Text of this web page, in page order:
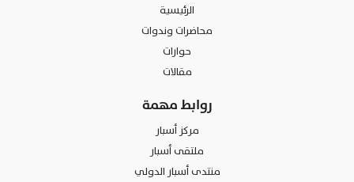
الرئيسية
محاضرات وندوات
حوارات
مقالات
روابط مهمة
مركز أسبار
ملتقى أسبار
منتدى أسبار الدولي